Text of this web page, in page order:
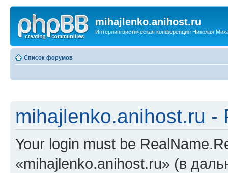
mihajlenko.anihost.ru
Интерлингвистическая конференция Николая
Список форумов
mihajlenko.anihost.ru -
Your login must be
«mihajlenko.anihost.ru» (в